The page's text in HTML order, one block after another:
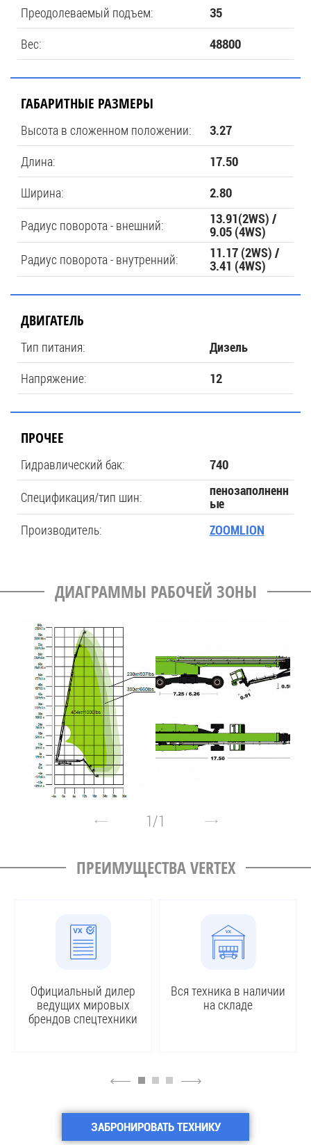
Преодолеваемый подъем: 35
Вес: 48800
ГАБАРИТНЫЕ РАЗМЕРЫ
Высота в сложенном положении: 3.27
Длина: 17.50
Ширина: 2.80
Радиус поворота - внешний:
13.91(2WS) /
9.05 (4WS)
Радиус поворота - внутренний:
11.17 (2WS) /
3.41 (4WS)
ДВИГАТЕЛЬ
Тип питания: Дизель
Напряжение: 12
ПРОЧЕЕ
Гидравлический бак: 740
Спецификация/тип шин:
пенозаполненн
ые
Производитель: ZOOMLION
ДИАГРАММЫ РАБОЧЕЙ ЗОНЫ
1/1
ПРЕИМУЩЕСТВА VERTEX
Официальный дилер
ведущих мировых
брендов спецтехники
Вся техника в наличии
на складе
4 6
ЗАБРОНИРОВАТЬ ТЕХНИКУ